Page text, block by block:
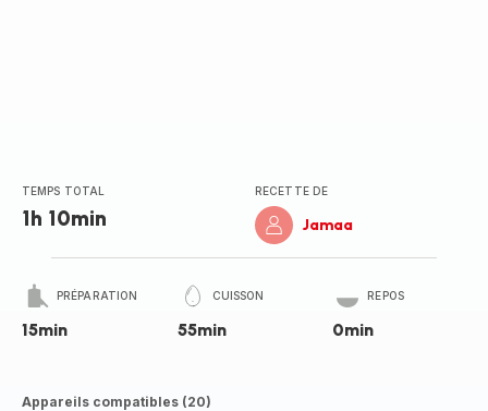
TEMPS TOTAL
1h 10min
RECETTE DE
Jamaa
PRÉPARATION
15min
CUISSON
55min
REPOS
0min
Appareils compatibles (20)